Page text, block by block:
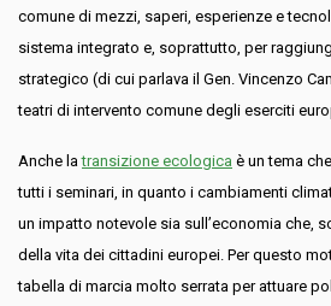
comune di mezzi, saperi, esperienze e
sistema integrato e, soprattutto, per
strategico (di cui parlava il Gen. Vincenzo
teatri di intervento comune degli eserciti
Anche latransizione ecologica è un tema
tutti i seminari, in quanto i cambiamenti
un impatto notevole sia sull’economia che,
della vita dei cittadini europei. Per questo
tabella di marcia molto serrata per attuare